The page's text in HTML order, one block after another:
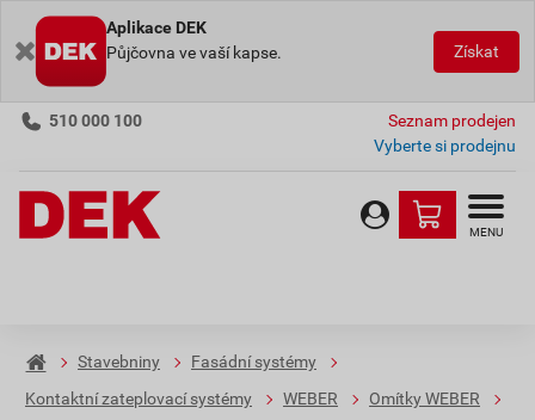
Aplikace DEK
Půjčovna ve vaší kapse.
Získat
510 000 100
Seznam prodejen
Vyberte si prodejnu
MENU
Stavebniny
Fasádní systémy
Kontaktní zateplovací systémy
WEBER
Omítky WEBER